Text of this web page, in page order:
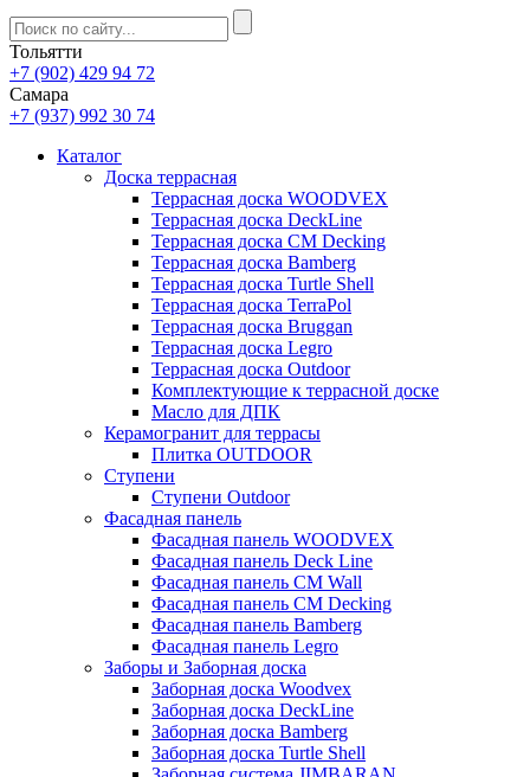
Тольятти
+7 (902) 429 94 72
Самара
+7 (937) 992 30 74
Каталог
Доска террасная
Террасная доска WOODVEX
Террасная доска DeckLine
Террасная доска CM Decking
Террасная доска Bamberg
Террасная доска Turtle Shell
Террасная доска TerraPol
Террасная доска Bruggan
Террасная доска Legro
Террасная доска Outdoor
Комплектующие к террасной доске
Масло для ДПК
Керамогранит для террасы
Плитка OUTDOOR
Ступени
Ступени Outdoor
Фасадная панель
Фасадная панель WOODVEX
Фасадная панель Deck Line
Фасадная панель CM Wall
Фасадная панель CM Decking
Фасадная панель Bamberg
Фасадная панель Legro
Заборы и Заборная доска
Заборная доска Woodvex
Заборная доска DeckLine
Заборная доска Bamberg
Заборная доска Turtle Shell